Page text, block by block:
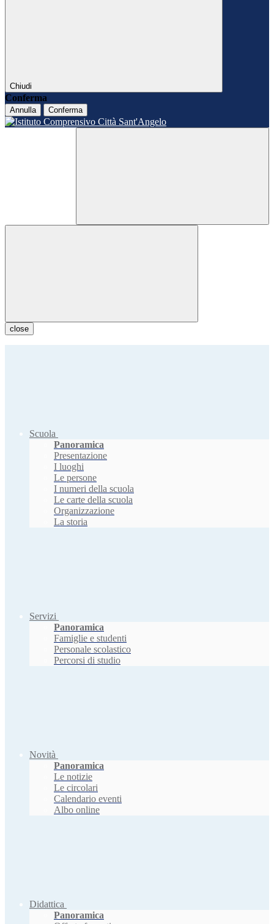
Chiudi
Conferma
Annulla Conferma
close
Scuola
Panoramica
Presentazione
I luoghi
Le persone
I numeri della scuola
Le carte della scuola
Organizzazione
La storia
Servizi
Panoramica
Famiglie e studenti
Personale scolastico
Percorsi di studio
Novità
Panoramica
Le notizie
Le circolari
Calendario eventi
Albo online
Didattica
Panoramica